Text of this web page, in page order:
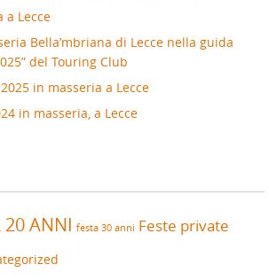
a Lecce
Bella’mbriana di Lecce nella guida
del Touring Club
in masseria a Lecce
in masseria, a Lecce
20 ANNI festa 30 anni Feste private